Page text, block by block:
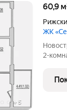
+ 5
60,9
ЖК
2-